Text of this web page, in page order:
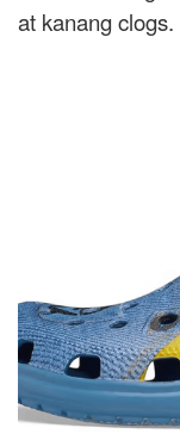
at kanang clogs.